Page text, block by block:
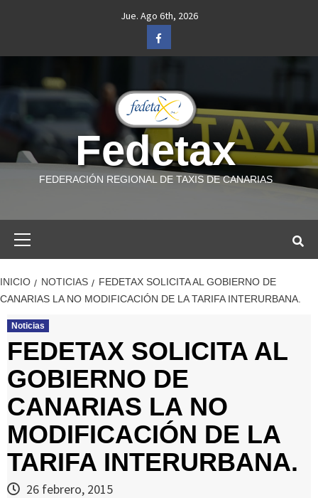
Jue. Ago 6th, 2026
Facebook
Fedetax
FEDERACIÓN REGIONAL DE TAXIS DE CANARIAS
INICIO NOTICIAS
FEDETAX SOLICITA AL GOBIERNO DE
CANARIAS LA NO MODIFICACIÓN DE LA TARIFA INTERURBANA.
Noticias
FEDETAX SOLICITA AL
GOBIERNO DE
CANARIAS LA NO
MODIFICACIÓN DE LA
TARIFA INTERURBANA.
26 febrero, 2015